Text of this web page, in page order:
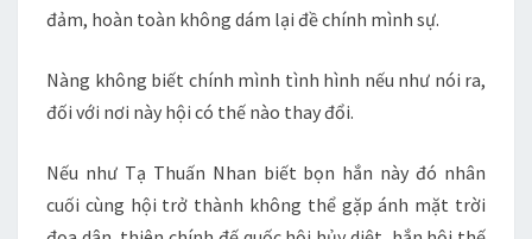
đảm, hoàn toàn không dám lại đề chính mình sự.
Nàng không biết chính mình tình hình nếu như nói ra,
đối với nơi này hội có thế nào thay đổi.
Nếu như Tạ Thuấn Nhan biết bọn hắn này đó nhân
cuối cùng hội trở thành không thể gặp ánh mặt trời